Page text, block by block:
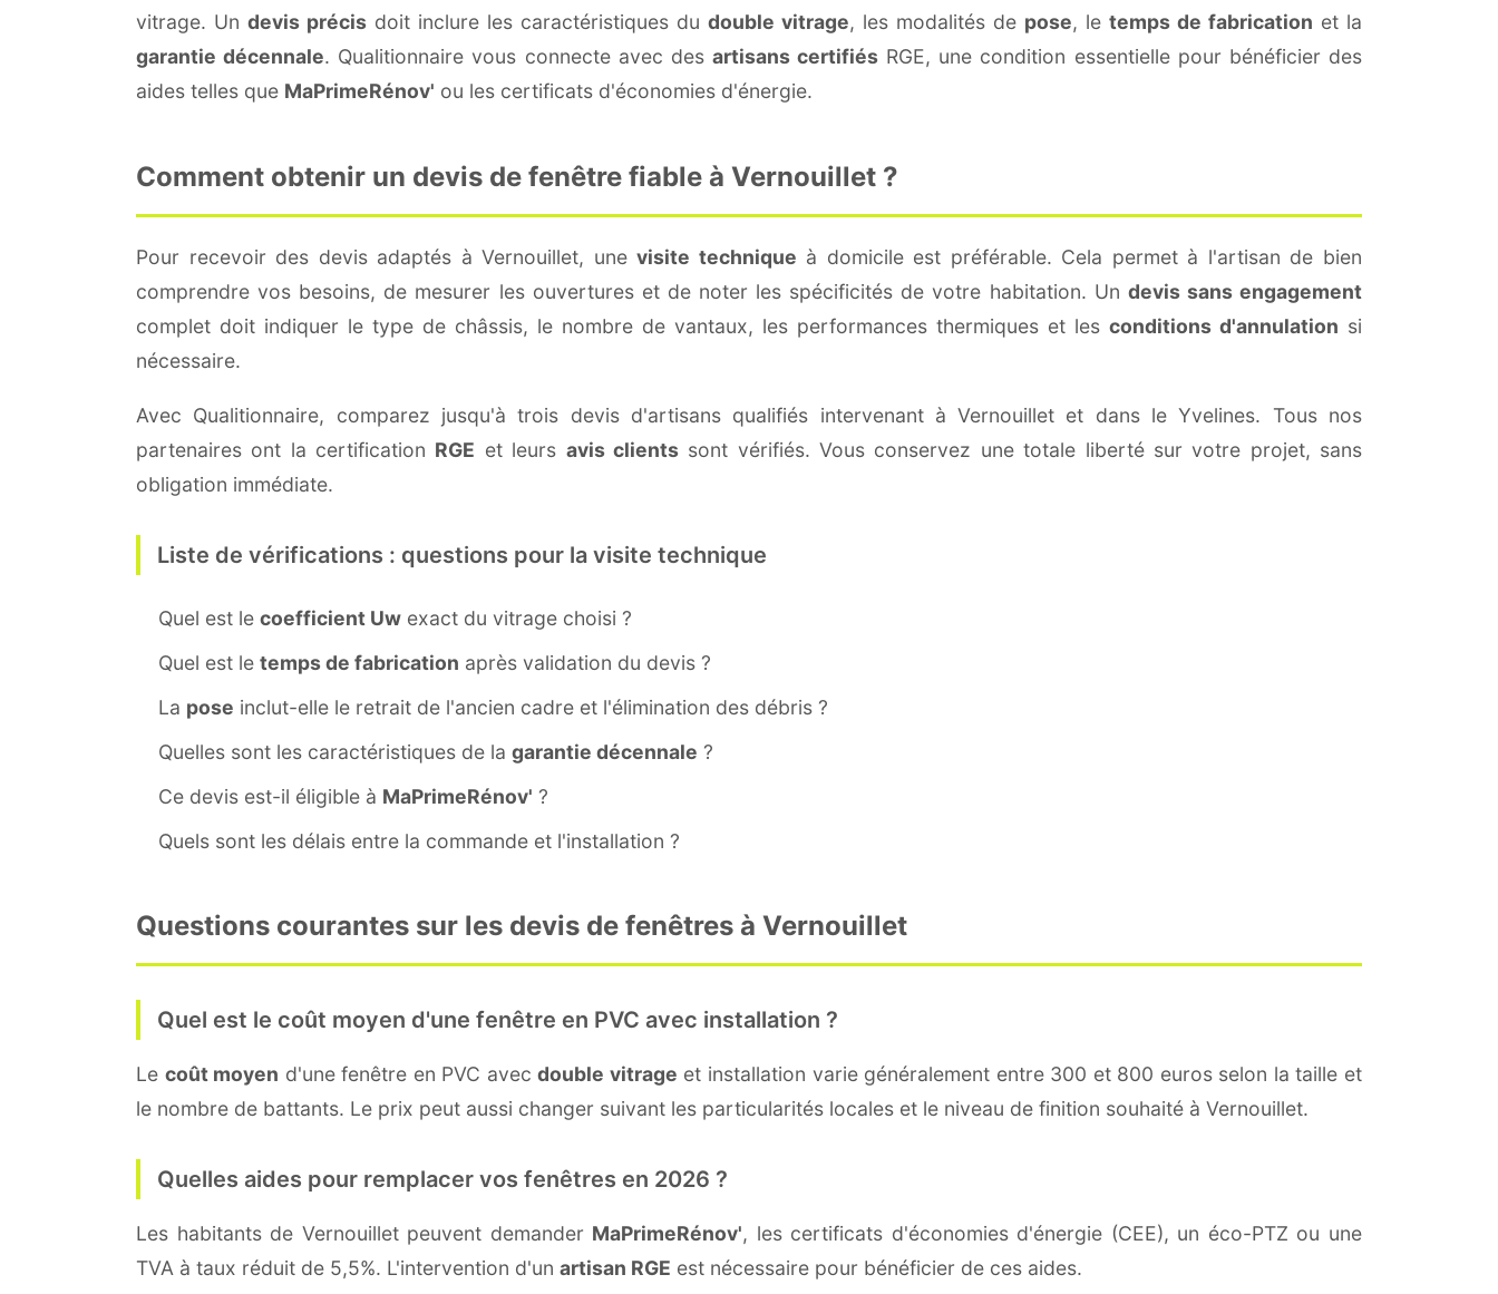
vitrage. Un devis précis doit inclure les caractéristiques du double vitrage, les modalités de pose, le temps de fabrication et la
garantie décennale. Qualitionnaire vous connecte avec des artisans certifiés RGE, une condition essentielle pour bénéficier des
aides telles que MaPrimeRénov' ou les certificats d'économies d'énergie.
Comment obtenir un devis de fenêtre fiable à Vernouillet ?
Pour recevoir des devis adaptés à Vernouillet, unevisite technique à domicile est préférable. Cela permet à l'artisan de bien
comprendre vos besoins, de mesurer les ouvertures et de noter les spécificités de votre habitation. Un devis sans engagement
complet doit indiquer le type de châssis, le nombre de vantaux, les performances thermiques et les conditions d'annulation si
nécessaire.
Avec Qualitionnaire, comparez jusqu'à trois devis d'artisans qualifiés intervenant à Vernouillet et dans le Yvelines. Tous nos
partenaires ont la certification RGE et leurs avis clientssont vérifiés. Vous conservez une totale liberté sur votre projet, sans
obligation immédiate.
Liste de vérifications : questions pour la visite technique
Quel est le coefficient Uw exact du vitrage choisi ?
Quel est le temps de fabrication après validation du devis ?
La pose inclut-elle le retrait de l'ancien cadre et l'élimination des débris ?
Quelles sont les caractéristiques de la garantie décennale ?
Ce devis est-il éligible à MaPrimeRénov' ?
Quels sont les délais entre la commande et l'installation ?
Questions courantes sur les devis de fenêtres à Vernouillet
Quel est le coût moyen d'une fenêtre en PVC avec installation ?
Le coût moyen d'une fenêtre en PVC avecdouble vitrage et installation varie généralement entre 300 et 800 euros selon la taille et
le nombre de battants. Le prix peut aussi changer suivant les particularités locales et le niveau de finition souhaité à Vernouillet.
Quelles aides pour remplacer vos fenêtres en 2026 ?
Les habitants de Vernouillet peuvent demander MaPrimeRénov', les certificats d'économies d'énergie (CEE), un éco-PTZ ou une
TVA à taux réduit de 5,5%. L'intervention d'un artisan RGE est nécessaire pour bénéficier de ces aides.